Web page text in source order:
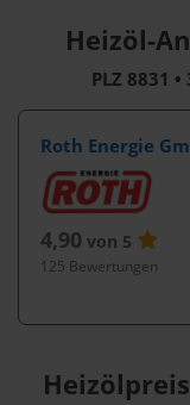
Heizöl-
PLZ 8831
Roth Energie
4,90 von 5
125 Bewertungen